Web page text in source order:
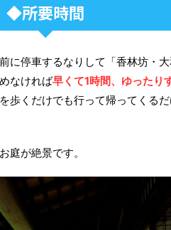
◆所要時間
に停車するなりして「香林坊・
なければ早くて1時間、ゆったり
歩くだけでも行って帰ってくる
庭が絶景です。